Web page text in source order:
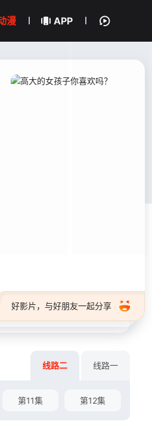
漫 APP
好影片，与好朋友一起分享
线路二 线路一
第11集 第12集